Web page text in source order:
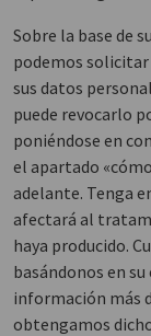
Sobre la base de
podemos
sus datos
puede revocarlo
poniéndose en
el apartado
adelante. Tenga
afectará al
haya producido.
basándonos en
información más
obtengamos